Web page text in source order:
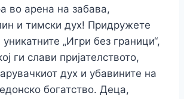
во арена на забава,
и тимски дух! Придружете
„Игри без граници“,
ги слави пријателството,
дух и убавините на
богатство. Деца,